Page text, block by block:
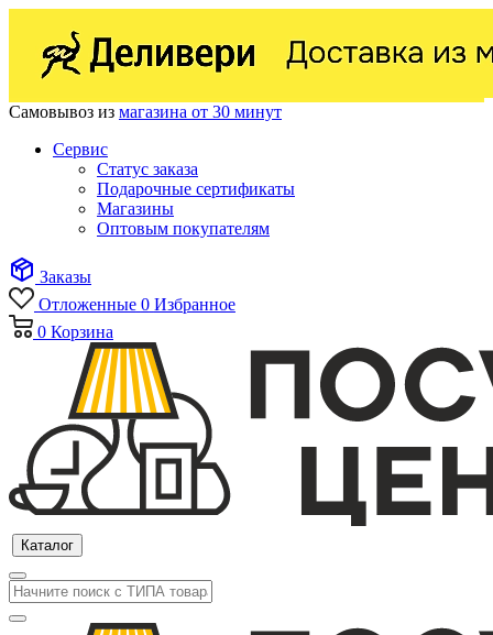
Самовывоз из магазина от 30 минут
Сервис
Статус заказа
Подарочные сертификаты
Магазины
Оптовым покупателям
Заказы
Отложенные 0 Избранное
0 Корзина
Каталог